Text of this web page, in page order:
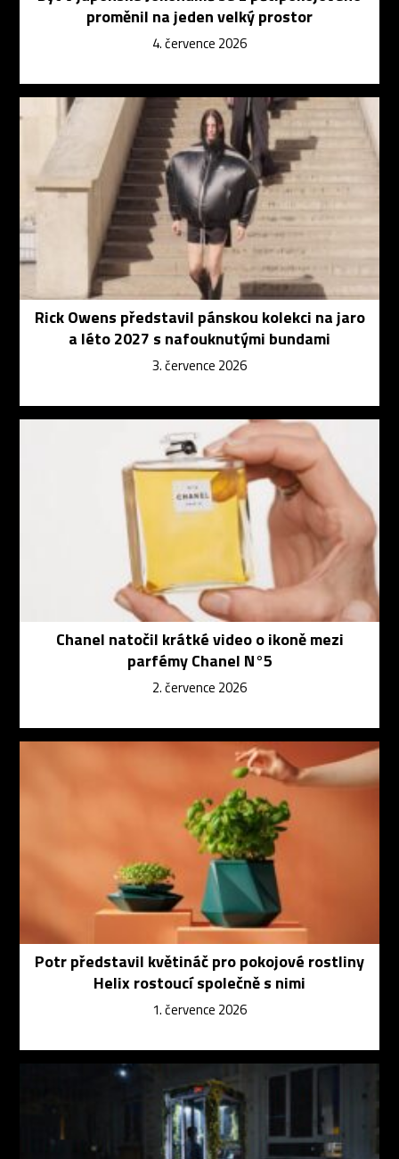
proměnil na jeden velký prostor
4. července 2026
Rick Owens představil pánskou kolekci na jaro
a léto 2027 s nafouknutými bundami
3. července 2026
Chanel natočil krátké video o ikoně mezi
parfémy Chanel N°5
2. července 2026
Potr představil květináč pro pokojové rostliny
Helix rostoucí společně s nimi
1. července 2026